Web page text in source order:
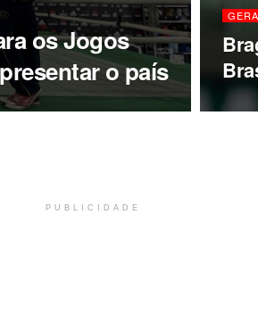
os Jogos
o país
PUBLICIDADE